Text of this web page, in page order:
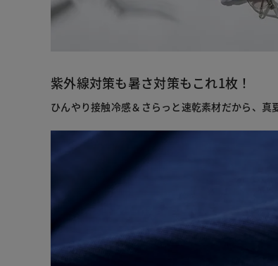
紫外線対策も暑さ対策もこれ1枚！
ひんやり接触冷感＆さらっと速乾素材だから、真